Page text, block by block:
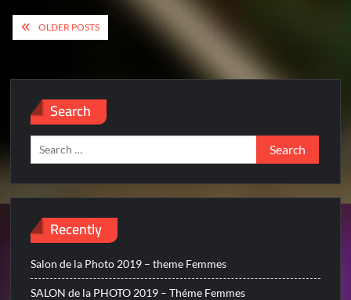
day
Posts
navigation
OLDER POSTS
Search
Search
for:
Recently
Salon de la Photo 2019 – theme Femmes
SALON de la PHOTO 2019 – Théme Femmes